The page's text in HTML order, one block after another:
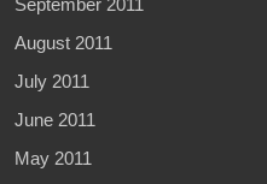
August 2011
July 2011
June 2011
May 2011